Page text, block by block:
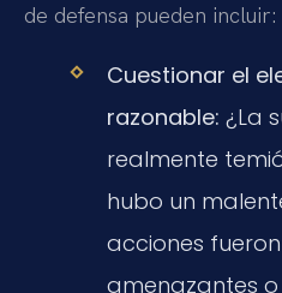
de defensa pueden incluir:
Cuestionar el
razonable: ¿La
realmente
hubo un
acciones
amenazantes